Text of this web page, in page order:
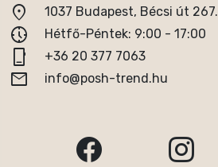
location_on 1037 Budapest, Bécsi út 267.
nest_clock_farsight_analog Hétfő-Péntek: 9:00 - 17:00
phone_iphone +36 20 377 7063
email info@posh-trend.hu